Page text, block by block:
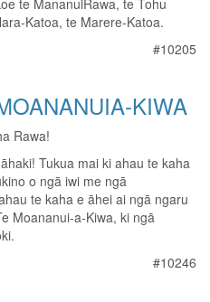
te MananuiRawa, te Tohu
Katoa, te Marere-Katoa.
#10205
KIWA
Rawa!
Tukua mai ki ahau te kaha
o ngā iwi me ngā
te kaha e āhei ai ngā ngaru
Moananui-a-Kiwa, ki ngā
#10246